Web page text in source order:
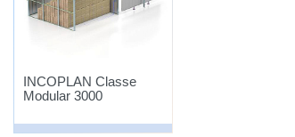
INCOPLAN Classe
Modular 3000